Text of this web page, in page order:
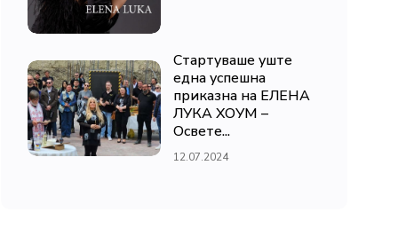
Стартуваше уште
една успешна
приказна на ЕЛЕНА
ЛУКА ХОУМ –
Освете...
12.07.2024